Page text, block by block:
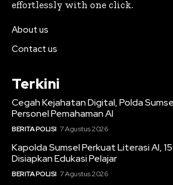
effortlessly with one click.
About us
Contact us
Terkini
Cegah Kejahatan Digital, Polda
Personel Pemahaman AI
BERITA POLISI 7 Agustus 2026
Kapolda Sumsel Perkuat Literasi AI,
Disiapkan Edukasi Pelajar
BERITA POLISI 7 Agustus 2026